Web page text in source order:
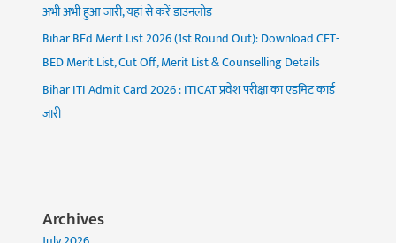
अभी अभी हुआ जारी, यहां से करें डाउनलोड
Bihar BEd Merit List 2026 (1st Round Out): Download CET-
BED Merit List, Cut Off, Merit List & Counselling Details
Bihar ITI Admit Card 2026 : ITICAT प्रवेश परीक्षा का एडमिट कार्ड
जारी
Archives